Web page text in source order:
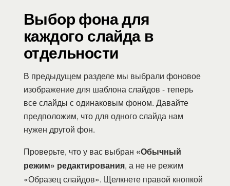
Выбор фона для
каждого слайда в
отдельности
В предыдущем разделе мы выбрали фоновое
изображение для шаблона слайдов - теперь
все слайды с одинаковым фоном. Давайте
предположим, что для одного слайда нам
нужен другой фон.
Проверьте, что у вас выбран «Обычный
режим» редактирования, а не не режим
«Образец слайдов». Щелкнете правой кнопкой